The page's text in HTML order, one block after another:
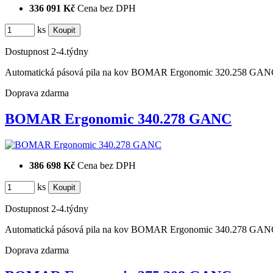
336 091 Kč Cena bez DPH
ks
Dostupnost 2-4.týdny
Automatická pásová pila na kov BOMAR Ergonomic 320.258
Doprava zdarma
BOMAR Ergonomic 340.278 GANC
386 698 Kč Cena bez DPH
ks
Dostupnost 2-4.týdny
Automatická pásová pila na kov BOMAR Ergonomic 340.278
Doprava zdarma